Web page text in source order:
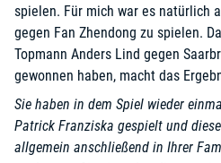
spielen. Für mich war es natürlich
gegen Fan Zhendong zu spielen.
Topmann Anders Lind gegen
gewonnen haben, macht das
Sie haben in dem Spiel wieder
Patrick Franziska gespielt und
allgemein anschließend in Ihrer